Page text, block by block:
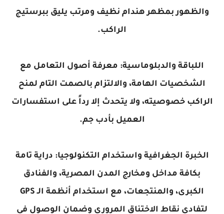
والظهور بمظهر هندام نظيف ومرتب يليق ببرستيج
الراكب.
اللباقة والدبلوماسية: معرفة أصول التعامل مع
الشخصيات الهامة، والالتزام بالصمت التام لمنح
الراكب خصوصيته، ولا يتحدث إلا رداً على استفسارات
العميل بأدب جم.
الخبرة الجغرافية واستخدام التكنولوجيا: دراية تامة
بكافة مداخل ومخارج المدن المصرية، والفنادق
الكبرى، والمنتجعات، مع استخدام أنظمة الـ GPS
لتفادي نقاط الاختناق المروري وضمان الوصول في